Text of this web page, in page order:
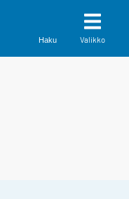
Haku Valikko